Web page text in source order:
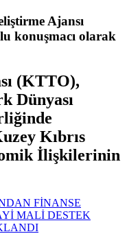
Ajansı
konuşmacı olarak
(KTTO),
Dünyası
Kıbrıs
İlişkilerinin
FİNANSE
MALİ DESTEK